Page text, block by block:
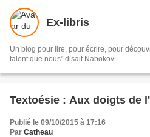
Ex-libris
Un blog pour lire, pour écrire, pour
talent que nous" disait Nabokov.
Textoésie : Aux doigts de
Publié le 09/10/2015 à 17:16
Par Catheau